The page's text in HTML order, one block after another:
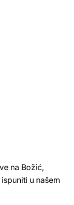
na Božić,
u našem